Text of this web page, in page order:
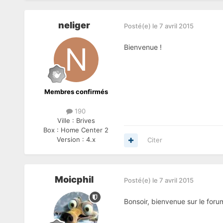
neliger
Membres confirmés
190
Ville : Brives
Box : Home Center 2
Version : 4.x
Posté(e) le 7 avril 2015
Bienvenue !
Citer
Moicphil Posté(e) le 7 avril 2015
Bonsoir, bienvenue sur le